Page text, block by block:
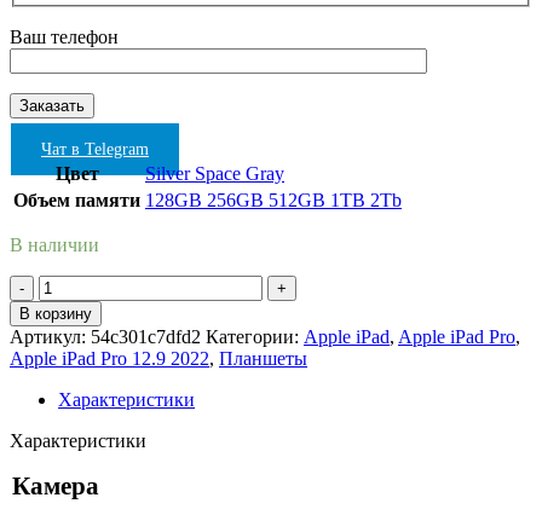
Ваш телефон
Чат в Telegram
Цвет Silver Space Gray
Объем памяти 128GB 256GB 512GB 1TB 2Tb
В наличии
Количество
товара
Apple
iPad
Pro
12.9
WI-
256Gb
Silver
В корзину
Артикул: 54c301c7dfd2 Категории: Apple iPad, Apple iPad Pro,
Apple iPad Pro 12.9 2022, Планшеты
Характеристики
Характеристики
Камера